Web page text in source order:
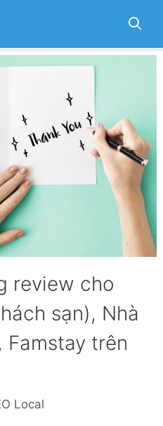
review cho
sạn), Nhà
Famstay trên
Local